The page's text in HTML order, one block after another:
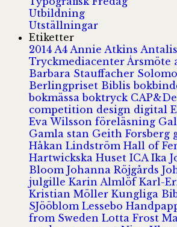
Utbildning
Utställningar
Etiketter
2014 A4 Annie Atkins Antalis
Tryckmediacenter Årsmöte
Barbara Stauffacher
Berlingpriset Biblis
bokmässaboktryck
competition design digital
Eva Wilsson föreläsning
Gamla stan Geith Forsberg
Håkan Lindström Hall of
Hartwickska Huset ICA Ika
Bloom Johanna Röjgårds
julgille Karin Almlöf Karl-
Kristian Möller Kungliga
SJööblom Lessebo
from Sweden Lotta Frost